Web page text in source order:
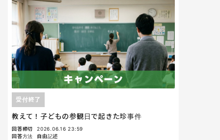
教えて！子どもの参観日で起きた珍事件
受付終了
回答締切
2026.06.16 23:59
回答方法
自由記述